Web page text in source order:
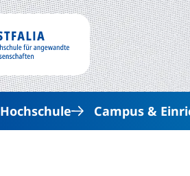
Hochschule Campus &